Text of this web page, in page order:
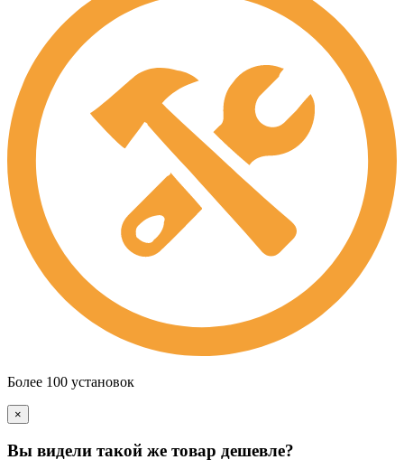
Более 100 установок
×
Вы видели такой же товар дешевле?